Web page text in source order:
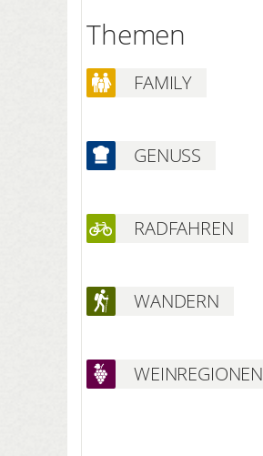
Themen
FAMILY
GENUSS
RADFAHREN
WANDERN
WEINREGIONEN